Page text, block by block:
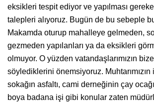
eksikleri tespit ediyor ve yapılması
talepleri alıyoruz. Bugün de bu sebeple
Makamda oturup mahalleye gelmeden,
gezmeden yapılanları ya da eksikleri
olmuyor. O yüzden vatandaşlarımızın
söylediklerini önemsiyoruz.
sokağın asfaltı, cami derneğinin çay
boya badana işi gibi konular zaten